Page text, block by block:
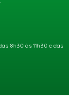
8h30 às 11h30 e das